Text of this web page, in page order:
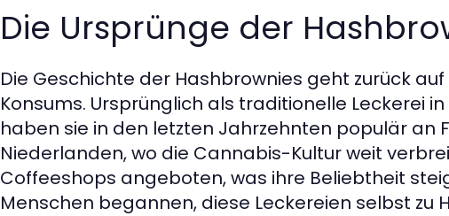
Die Ursprünge der
Die Geschichte der Hashbrownies geht zurück
Konsums. Ursprünglich als traditionelle Leckerei
haben sie in den letzten Jahrzehnten populär an
Niederlanden, wo die Cannabis-Kultur weit
Coffeeshops angeboten, was ihre Beliebtheit
Menschen begannen, diese Leckereien selbst zu